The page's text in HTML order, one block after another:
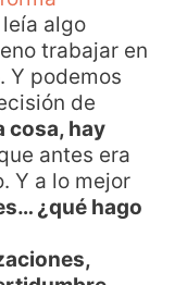
algo
trabajar en
Y podemos
de
cosa, hay
antes era
Y a lo mejor
¿qué hago